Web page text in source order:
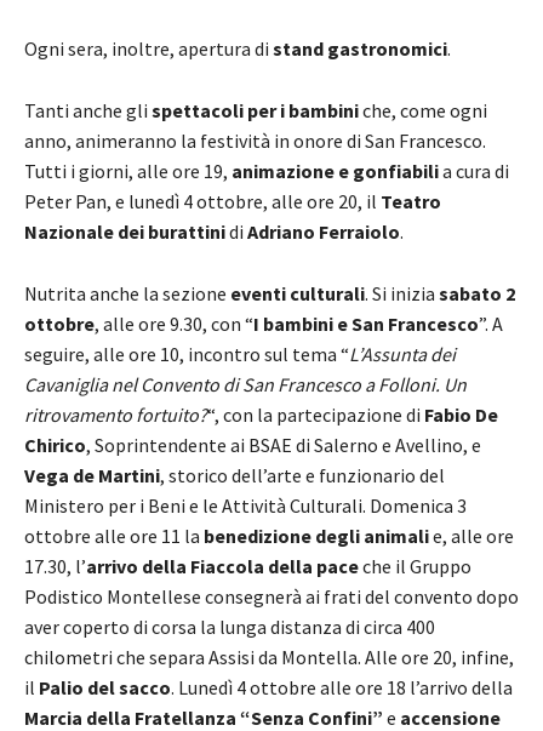
Ogni sera, inoltre, apertura di stand gastronomici.
Tanti anche gli spettacoli per i bambiniche, come ogni
anno, animeranno la festività in onore di San Francesco.
Tutti i giorni, alle ore 19, animazione e gonfiabilia cura di
Peter Pan, e lunedì 4 ottobre, alle ore 20, il Teatro
Nazionale dei burattinidi Adriano Ferraiolo.
Nutrita anche la sezione eventi culturali. Si inizia sabato 2
ottobre, alle ore 9.30, con “I bambini e San Francesco”. A
seguire, alle ore 10, incontro sul tema “L’Assunta dei
Cavaniglia nel Convento di San Francesco a Folloni. Un
ritrovamento fortuito?“, con la partecipazione di Fabio De
Chirico, Soprintendente ai BSAE di Salerno e Avellino, e
Vega de Martini, storico dell’arte e funzionario del
Ministero per i Beni e le Attività Culturali. Domenica 3
ottobre alle ore 11 la benedizione degli animalie, alle ore
17.30, l’arrivo della Fiaccola della paceche il Gruppo
Podistico Montellese consegnerà ai frati del convento dopo
aver coperto di corsa la lunga distanza di circa 400
chilometri che separa Assisi da Montella. Alle ore 20, infine,
il Palio del sacco. Lunedì 4 ottobre alle ore 18 l’arrivo della
Marcia della Fratellanza “Senza Confini” e accensione